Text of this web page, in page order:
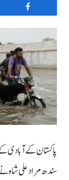
پاکستان کے
سندھ مراد علی شاہ